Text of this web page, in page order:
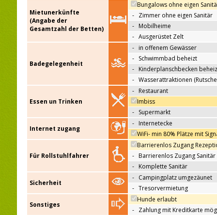
Mietunerkünfte
(Angabe der
Gesamtzahl der Betten)
Bungalows ohne eigen
- Zimmer ohne eigen Sanitär
- Mobilheime
- Ausgerüstet Zelt
Badegelegenheit
- in offenem Gewässer
- Schwimmbad beheizt
- Kinderplanschbecken
- Wasserattraktionen
Essen un Trinken
- Restaurant
Imbiss
- Supermarkt
Internet zugang
- Internetecke
WiFi- min 80% Plätze mit
Für Rollstuhlfahrer
Barrierenlos Zugang
- Barrierenlos Zugang Sanitär
- Komplette Sanitär
Sicherheit
- Campingplatz umgezäunet
- Tresorvermietung
Sonstiges
Hunde erlaubt
- Zahlung mit Kreditkarte